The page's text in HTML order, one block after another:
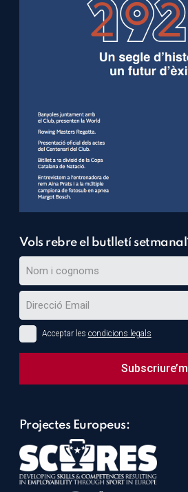
Vols rebre el butlletí
Acceptar les condicions legals
Subscriure’m
field
should
be
left
blank
Projectes Europeus: